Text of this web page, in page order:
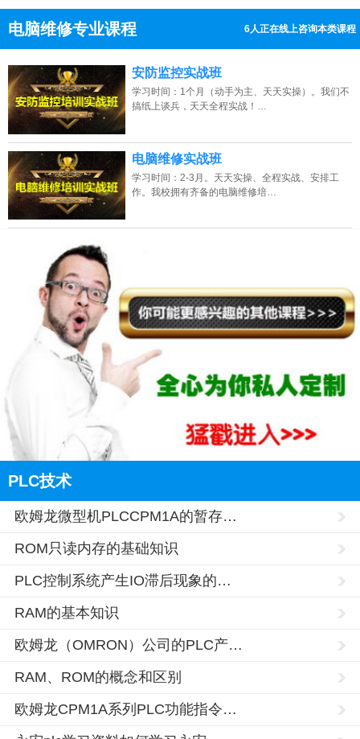
电脑维修专业课程 10人正在线上咨询本类课程
点击免费咨询电话：13807313137
安防监控实战班
学习时间：1个月（动手为主、天天实操）。我们不
搞纸上谈兵，天天全程实战！…
电脑维修实战班
学习时间：2-3月。天天实操、全程实战、安排工
作。我校拥有齐备的电脑维修培…
PLC技术
欧姆龙微型机PLCCPM1A的暂存…
ROM只读内存的基础知识
PLC控制系统产生IO滞后现象的…
RAM的基本知识
欧姆龙（OMRON）公司的PLC产…
RAM、ROM的概念和区别
欧姆龙CPM1A系列PLC功能指令…